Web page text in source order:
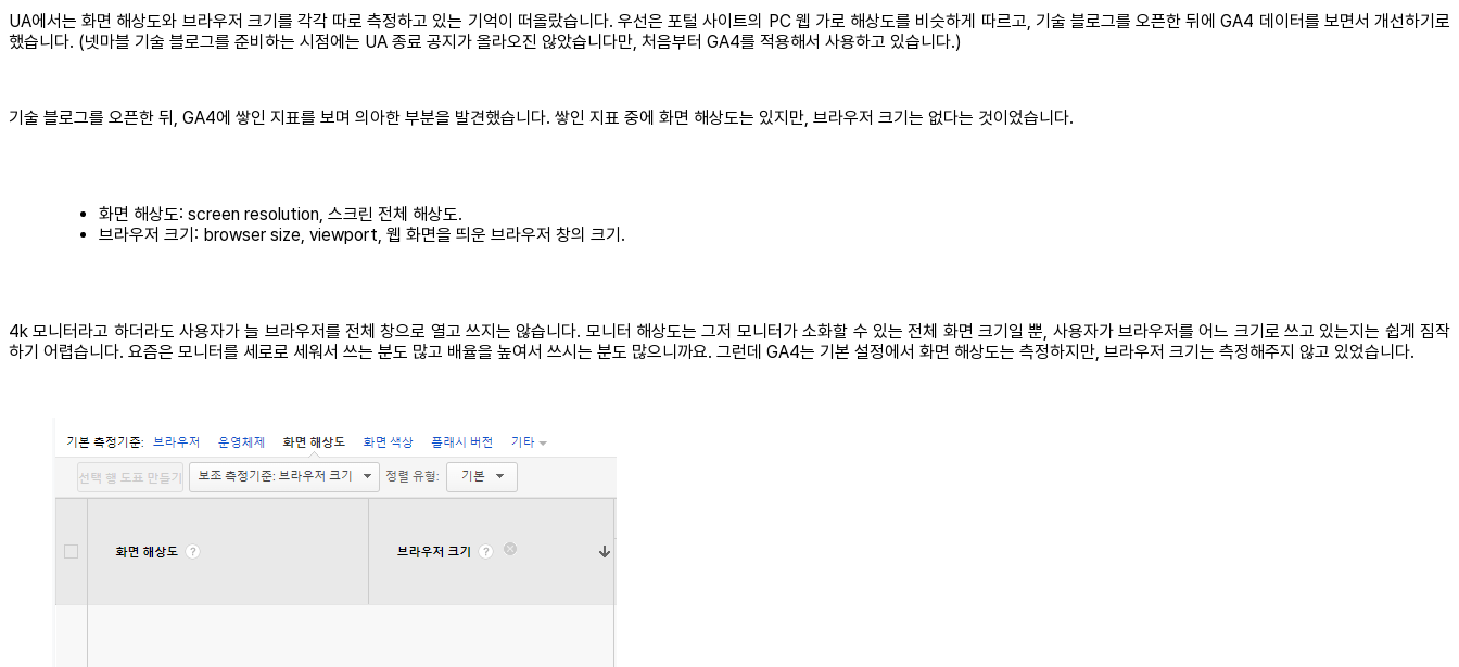
UA에서는 화면 해상도와 브라우저 크기를 각각 따로 측정하고 있는 기억이 떠올랐습니다. 우선은 포털 사이트의 PC 웹 가로 해상도를 비슷하게 따르고, 기술 블로그를 오픈한 뒤에 GA4 데이터를 보면서 개선하기로
했습니다. (넷마블 기술 블로그를 준비하는 시점에는 UA 종료 공지가 올라오진 않았습니다만, 처음부터 GA4를 적용해서 사용하고 있습니다.)
기술 블로그를 오픈한 뒤, GA4에 쌓인 지표를 보며 의아한 부분을 발견했습니다. 쌓인 지표 중에 화면 해상도는 있지만, 브라우저 크기는 없다는 것이었습니다.
화면 해상도: screen resolution, 스크린 전체 해상도.
브라우저 크기: browser size, viewport, 웹 화면을 띄운 브라우저 창의 크기.
4k 모니터라고 하더라도 사용자가 늘 브라우저를 전체 창으로 열고 쓰지는 않습니다. 모니터 해상도는 그저 모니터가 소화할 수 있는 전체 화면 크기일 뿐, 사용자가 브라우저를 어느 크기로 쓰고 있는지는 쉽게 짐작
하기 어렵습니다. 요즘은 모니터를 세로로 세워서 쓰는 분도 많고 배율을 높여서 쓰시는 분도 많으니까요. 그런데 GA4는 기본 설정에서 화면 해상도는 측정하지만, 브라우저 크기는 측정해주지 않고 있었습니다.